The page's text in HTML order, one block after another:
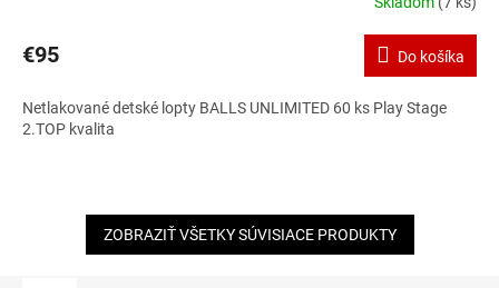
€95 Do košíka
Netlakované detské lopty BALLS UNLIMITED 60 ks Play Stage
2.TOP kvalita
ZOBRAZIŤ VŠETKY SÚVISIACE PRODUKTY